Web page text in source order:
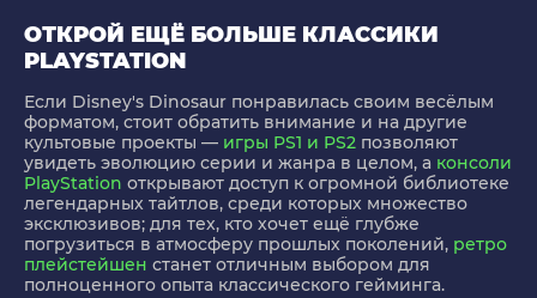
ОТКРОЙ ЕЩЁ БОЛЬШЕ КЛАССИКИ
PLAYSTATION
Если Disney's Dinosaur понравилась своим весёлым
форматом, стоит обратить внимание и на другие
культовые проекты — игры PS1 и PS2 позволяют
увидеть эволюцию серии и жанра в целом, а консоли
PlayStation открывают доступ к огромной библиотеке
легендарных тайтлов, среди которых множество
эксклюзивов; для тех, кто хочет ещё глубже
погрузиться в атмосферу прошлых поколений, ретро
плейстейшен станет отличным выбором для
полноценного опыта классического гейминга.